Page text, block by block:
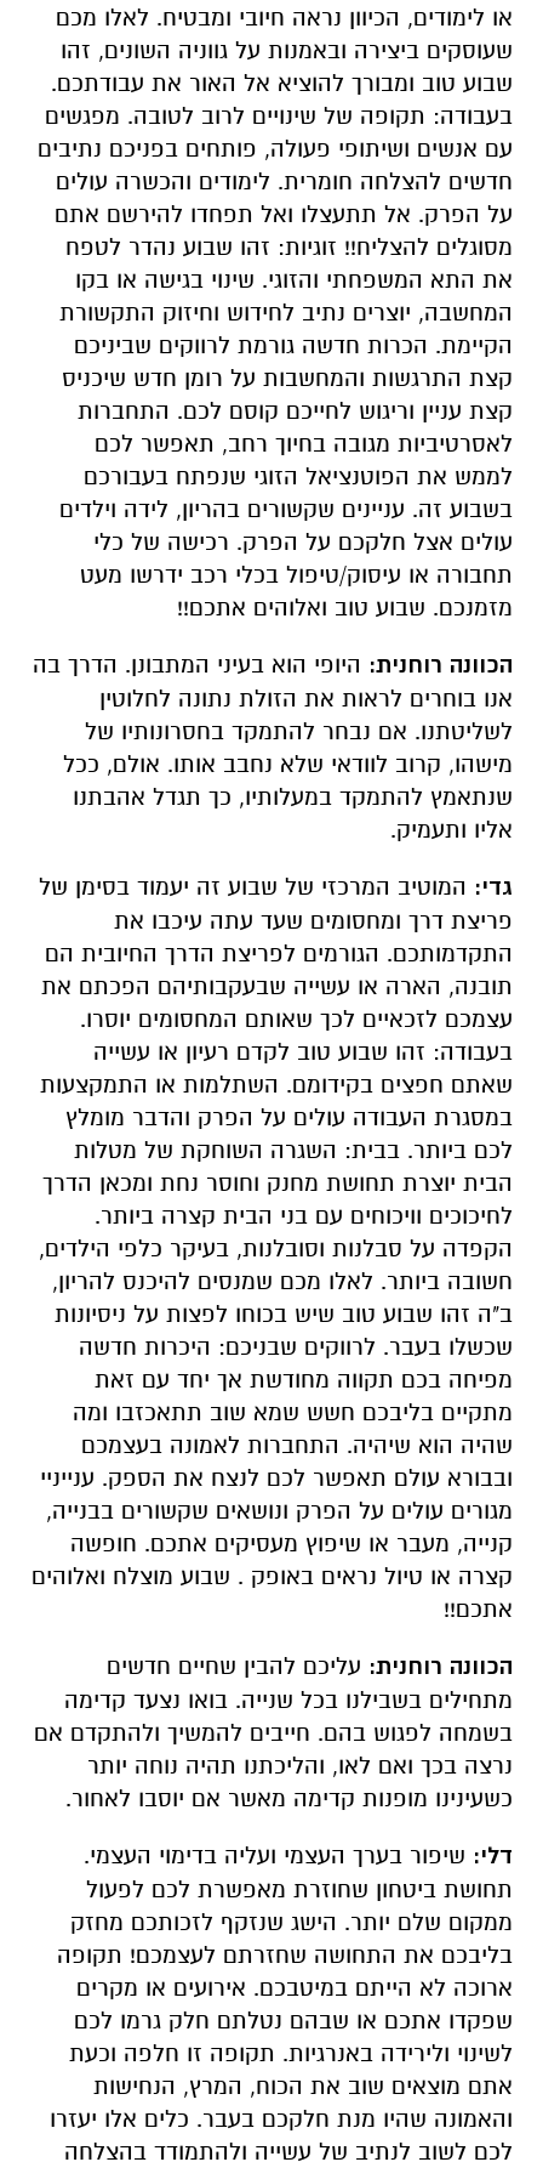
או לימודים, הכיוון נראה חיובי ומבטיח. לאלו מכם
שעוסקים ביצירה ובאמנות על גווניה השונים, זהו
שבוע טוב ומבורך להוציא אל האור את עבודתכם.
בעבודה: תקופה של שינויים לרוב לטובה. מפגשים
עם אנשים ושיתופי פעולה, פותחים בפניכם נתיבים
חדשים להצלחה חומרית. לימודים והכשרה עולים
על הפרק. אל תתעצלו ואל תפחדו להירשם אתם
מסוגלים להצליח!! זוגיות: זהו שבוע נהדר לטפח
את התא המשפחתי והזוגי. שינוי בגישה או בקו
המחשבה, יוצרים נתיב לחידוש וחיזוק התקשורת
הקיימת. הכרות חדשה גורמת לרווקים שביניכם
קצת התרגשות והמחשבות על רומן חדש שיכניס
קצת עניין וריגוש לחייכם קוסם לכם. התחברות
לאסרטיביות מגובה בחיוך רחב, תאפשר לכם
לממש את הפוטנציאל הזוגי שנפתח בעבורכם
בשבוע זה. עניינים שקשורים בהריון, לידה וילדים
עולים אצל חלקכם על הפרק. רכישה של כלי
תחבורה או עיסוק/טיפול בכלי רכב ידרשו מעט
מזמנכם. שבוע טוב ואלוהים אתכם!!
הכוונה רוחנית: היופי הוא בעיני המתבונן. הדרך בה
אנו בוחרים לראות את הזולת נתונה לחלוטין
לשליטתנו. אם נבחר להתמקד בחסרונותיו של
מישהו, קרוב לוודאי שלא נחבב אותו. אולם, ככל
שנתאמץ להתמקד במעלותיו, כך תגדל אהבתנו
אליו ותעמיק.
גדי: המוטיב המרכזי של שבוע זה יעמוד בסימן של
פריצת דרך ומחסומים שעד עתה עיכבו את
התקדמותכם. הגורמים לפריצת הדרך החיובית הם
תובנה, הארה או עשייה שבעקבותיהם הפכתם את
עצמכם לזכאיים לכך שאותם המחסומים יוסרו.
בעבודה: זהו שבוע טוב לקדם רעיון או עשייה
שאתם חפצים בקידומם. השתלמות או התמקצעות
במסגרת העבודה עולים על הפרק והדבר מומלץ
לכם ביותר. בבית: השגרה השוחקת של מטלות
הבית יוצרת תחושת מחנק וחוסר נחת ומכאן הדרך
לחיכוכים וויכוחים עם בני הבית קצרה ביותר.
הקפדה על סבלנות וסובלנות, בעיקר כלפי הילדים,
חשובה ביותר. לאלו מכם שמנסים להיכנס להריון,
ב"ה זהו שבוע טוב שיש בכוחו לפצות על ניסיונות
שכשלו בעבר. לרווקים שבניכם: היכרות חדשה
מפיחה בכם תקווה מחודשת אך יחד עם זאת
מתקיים בליבכם חשש שמא שוב תתאכזבו ומה
שהיה הוא שיהיה. התחברות לאמונה בעצמכם
ובבורא עולם תאפשר לכם לנצח את הספק. ענייניי
מגורים עולים על הפרק ונושאים שקשורים בבנייה,
קנייה, מעבר או שיפוץ מעסיקים אתכם. חופשה
קצרה או טיול נראים באופק . שבוע מוצלח ואלוהים
אתכם!!
הכוונה רוחנית: עליכם להבין שחיים חדשים
מתחילים בשבילנו בכל שנייה. בואו נצעד קדימה
בשמחה לפגוש בהם. חייבים להמשיך ולהתקדם אם
נרצה בכך ואם לאו, והליכתנו תהיה נוחה יותר
כשעינינו מופנות קדימה מאשר אם יוסבו לאחור.
דלי: שיפור בערך העצמי ועליה בדימוי העצמי.
תחושת ביטחון שחוזרת מאפשרת לכם לפעול
ממקום שלם יותר. הישג שנזקף לזכותכם מחזק
בליבכם את התחושה שחזרתם לעצמכם! תקופה
ארוכה לא הייתם במיטבכם. אירועים או מקרים
שפקדו אתכם או שבהם נטלתם חלק גרמו לכם
לשינוי ולירידה באנרגיות. תקופה זו חלפה וכעת
אתם מוצאים שוב את הכוח, המרץ, הנחישות
והאמונה שהיו מנת חלקכם בעבר. כלים אלו יעזרו
לכם לשוב לנתיב של עשייה ולהתמודד בהצלחה